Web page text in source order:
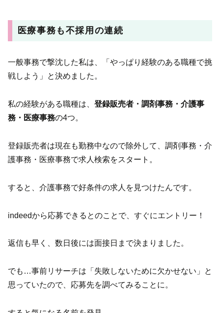
医療事務も不採用の連続
一般事務で撃沈した私は、「やっぱり経験のある職種で挑
戦しよう」と決めました。
私の経験がある職種は、 登録販売者・調剤事務・介護事
務・医療事務の4つ。
登録販売者は現在も勤務中なので除外して、調剤事務・介
護事務・医療事務で求人検索をスタート。
すると、介護事務で好条件の求人を見つけたんです。
indeedから応募できるとのことで、すぐにエントリー！
返信も早く、数日後には面接日まで決まりました。
でも…事前リサーチは「失敗しないために欠かせない」と
思っていたので、応募先を調べてみることに。